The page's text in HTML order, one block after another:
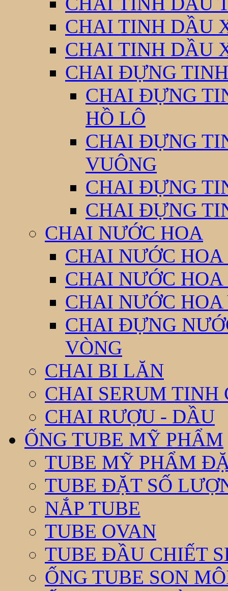
CHAI TINH DẦU
CHAI TINH DẦU
CHAI ĐỰNG
CHAI ĐỰNG
HỒ LÔ
CHAI ĐỰNG
VUÔNG
CHAI ĐỰNG
CHAI ĐỰNG
CHAI NƯỚC HOA
CHAI NƯỚC
CHAI NƯỚC HOA
CHAI NƯỚC
CHAI ĐỰNG
VÒNG
CHAI BI LĂN
CHAI SERUM TINH
CHAI RƯỢU - DẦU
ỐNG TUBE MỸ PHẨM
TUBE MỸ PHẨM
TUBE ĐẶT SỐ
NẮP TUBE
TUBE OVAN
TUBE ĐẦU CHIẾT
ỐNG TUBE SON